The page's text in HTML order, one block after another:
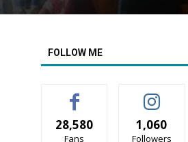
FOLLOW ME
28,580
Fans
1,060
Followers